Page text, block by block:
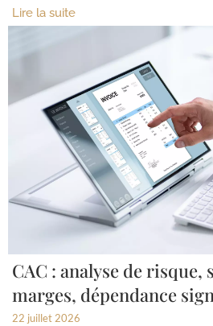
Lire la suite
CAC : analyse de
marges, dépendance
22 juillet 2026